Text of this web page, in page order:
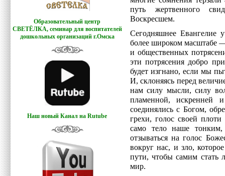
Образовательный центр
СВЕТЁЛКА, семинар для воспитателей
дошкольных организаций г.Омска
Наш новый Канал на Rutube
путь жертвенного
Воскресшем.
Сегодняшнее Евангелие
более широком масштабе
и общественных
эти потрясения добро
будет изгнано, если мы
И, склоняясь перед
нам силу мысли, силу
пламенной,
соединялись с Богом,
грехи, голос своей
само тело наше тонким,
отзываться на голос
вокруг нас, и зло,
пути, чтобы самим
мир.